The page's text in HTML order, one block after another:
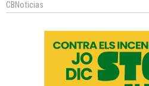
CBNoticias